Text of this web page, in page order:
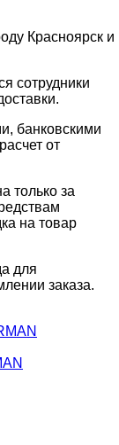
Красноярск и
сотрудники
банковскими
от
только за
на товар
для
заказа.